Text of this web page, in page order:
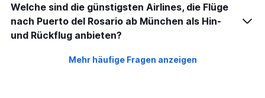
Welche sind die günstigsten Airlines, die Flüge
nach Puerto del Rosario ab München als Hin-
und Rückflug anbieten?
Mehr häufige Fragen anzeigen